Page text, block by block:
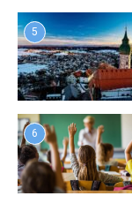
5
6